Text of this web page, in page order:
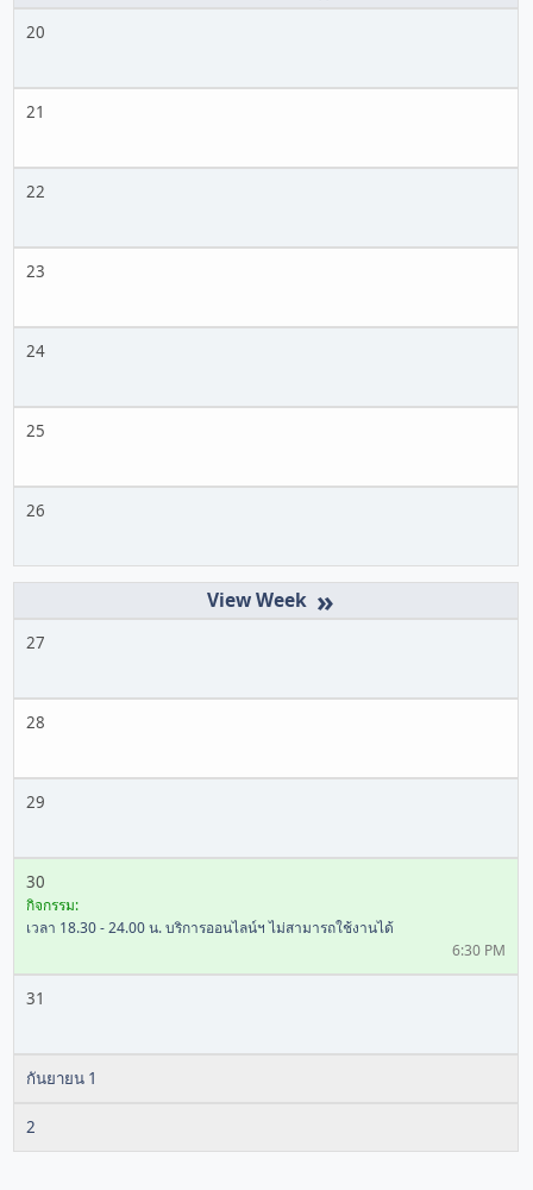
20
21
22
23
24
25
26
»
27
28
29
30
กิจกรรม:
เวลา 18.30 - 24.00 น. บริการออนไลน์ฯ ไม่สามารถใช้งานได้
6:30 PM
31
กันยายน 1
2